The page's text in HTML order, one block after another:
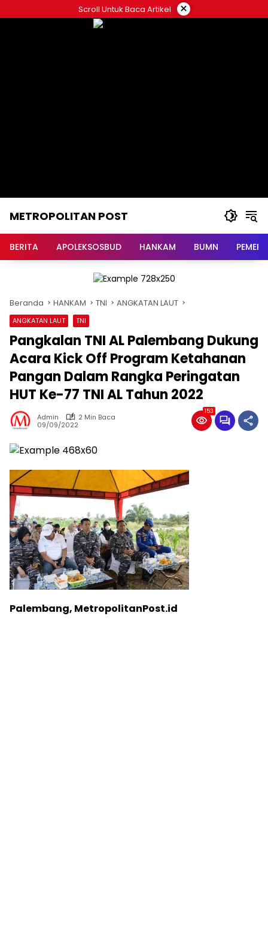
ke
Scroll Untuk Baca Artikel ×
METROPOLITAN POST
BERITA APOLEKSOSBUD HANKAM BUMN
Beranda HANKAM TNI ANGKATAN LAUT
ANGKATAN LAUT TNI
Pangkalan TNI AL Palembang Dukung
Acara Kick Off Program Ketahanan
Pangan Dalam Rangka Peringatan
HUT Ke-77 TNI AL Tahun 2022
Admin
2 Min Baca
09/09/2022
153
Palembang, MetropolitanPost.id